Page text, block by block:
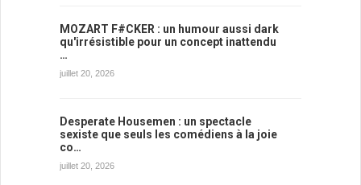
MOZART F#CKER : un humour aussi dark
qu'irrésistible pour un concept inattendu
…
juillet 20, 2026
Desperate Housemen : un spectacle
sexiste que seuls les comédiens à la joie
co…
juillet 20, 2026